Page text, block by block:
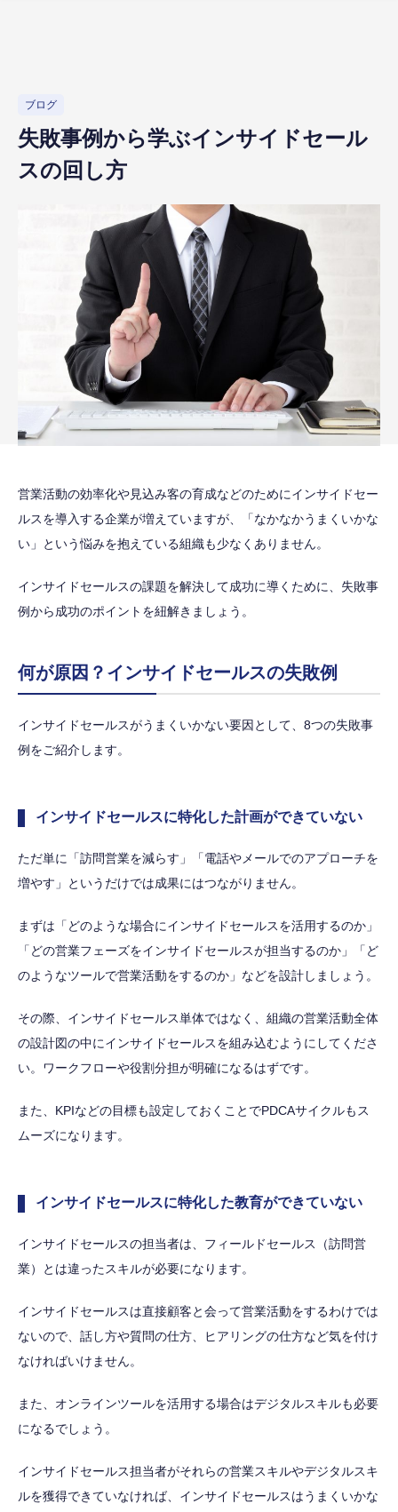
ブログ
失敗事例から学ぶインサイドセール
スの回し方
営業活動の効率化や見込み客の育成などのためにインサイドセー
ルスを導入する企業が増えていますが、「なかなかうまくいかな
い」という悩みを抱えている組織も少なくありません。
インサイドセールスの課題を解決して成功に導くために、失敗事
例から成功のポイントを紐解きましょう。
何が原因？インサイドセールスの失敗例
インサイドセールスがうまくいかない要因として、8つの失敗事
例をご紹介します。
インサイドセールスに特化した計画ができていない
ただ単に「訪問営業を減らす」「電話やメールでのアプローチを
増やす」というだけでは成果にはつながりません。
まずは「どのような場合にインサイドセールスを活用するのか」
「どの営業フェーズをインサイドセールスが担当するのか」「ど
のようなツールで営業活動をするのか」などを設計しましょう。
その際、インサイドセールス単体ではなく、組織の営業活動全体
の設計図の中にインサイドセールスを組み込むようにしてくださ
い。ワークフローや役割分担が明確になるはずです。
また、KPIなどの目標も設定しておくことでPDCAサイクルもス
ムーズになります。
インサイドセールスに特化した教育ができていない
インサイドセールスの担当者は、フィールドセールス（訪問営
業）とは違ったスキルが必要になります。
インサイドセールスは直接顧客と会って営業活動をするわけでは
ないので、話し方や質問の仕方、ヒアリングの仕方など気を付け
なければいけません。
また、オンラインツールを活用する場合はデジタルスキルも必要
になるでしょう。
インサイドセールス担当者がそれらの営業スキルやデジタルスキ
ルを獲得できていなければ、インサイドセールスはうまくいかな